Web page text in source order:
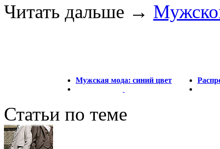
Читать дальше →
Мужская мода: синий цвет
Статьи по теме